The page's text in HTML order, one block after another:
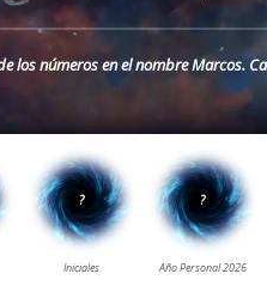
los números en el nombre Marcos.